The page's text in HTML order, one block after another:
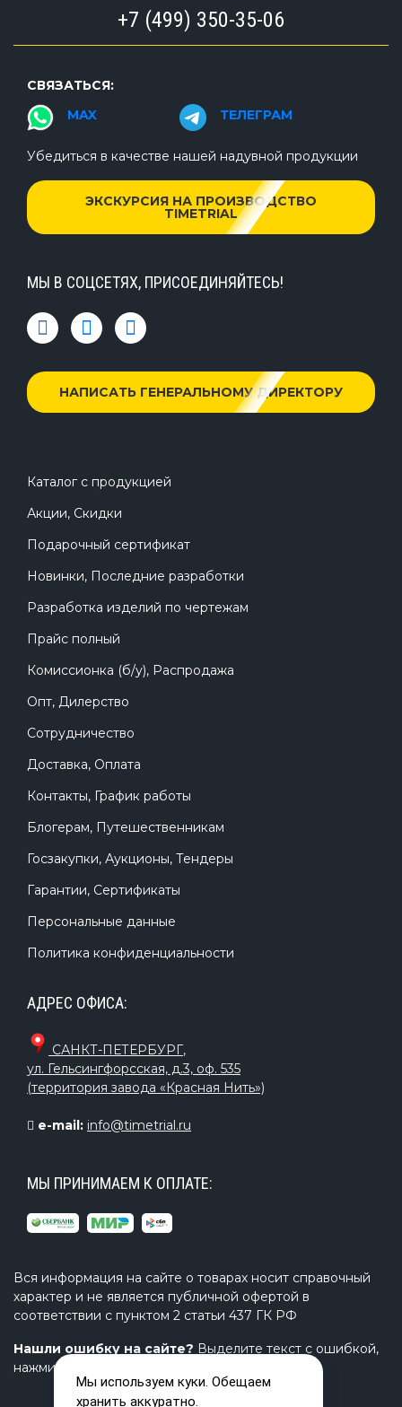
+7 (499) 350-35-06
СВЯЗАТЬСЯ:
MAX
ТЕЛЕГРАМ
Убедиться в качестве нашей надувной продукции
ЭКСКУРСИЯ НА ПРОИЗВОДСТВО
TIMETRIAL
МЫ В СОЦСЕТЯХ, ПРИСОЕДИНЯЙТЕСЬ!
НАПИСАТЬ ГЕНЕРАЛЬНОМУ ДИРЕКТОРУ
Каталог с продукцией
Акции, Скидки
Подарочный сертификат
Новинки, Последние разработки
Разработка изделий по чертежам
Прайс полный
Комиссионка (б/у), Распродажа
Опт, Дилерство
Сотрудничество
Доставка, Оплата
Контакты, График работы
Блогерам, Путешественникам
Госзакупки, Аукционы, Тендеры
Гарантии, Сертификаты
Персональные данные
Политика конфиденциальности
АДРЕС ОФИСА:
САНКТ-ПЕТЕРБУРГ,
ул. Гельсингфорсская, д.3, оф. 535
(территория завода «Красная Нить»)
e-mail: info@timetrial.ru
МЫ ПРИНИМАЕМ К ОПЛАТЕ:
Вся информация на сайте о товарах носит справочный
характер и не является публичной офертой в
соответствии с пунктом 2 статьи 437 ГК РФ
Нашли ошибку на сайте? Выделите текст с ошибкой,
нажмите Ctrl+Enter и напишите нам.
Мы используем куки. Обещаем
хранить аккуратно.